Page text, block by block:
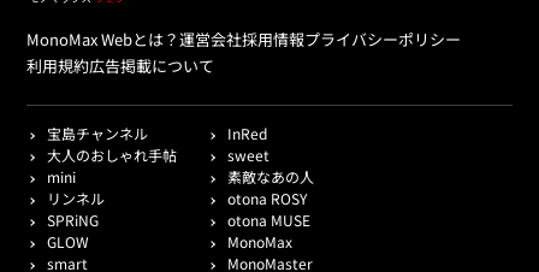
MonoMax Webとは？運営会社採用情報プライバシーポリシー
利用規約広告掲載について
宝島チャンネル
InRed
大人のおしゃれ手帖
sweet
mini
素敵なあの人
リンネル
otona ROSY
SPRiNG
otona MUSE
GLOW
MonoMax
smart
MonoMaster